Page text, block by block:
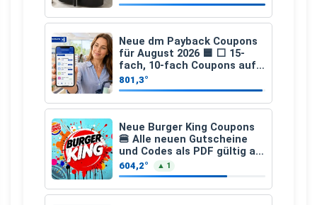
Neue dm Payback Coupons
für August 2026 🟦 ⬜ 15-
fach, 10-fach Coupons auf
den gesamten Einkauf ab 2
€
801,3°
Neue Burger King Coupons
🍔 Alle neuen Gutscheine
und Codes als PDF gültig ab
25.07.2026 bis 04.09.2026
604,2° ▲ 1